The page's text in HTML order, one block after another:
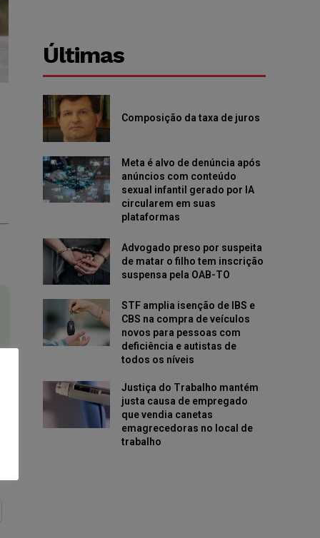
Últimas
Composição da taxa de juros
Meta é alvo de denúncia após
anúncios com conteúdo
sexual infantil gerado por IA
circularem em suas
plataformas
Advogado preso por suspeita
de matar o filho tem inscrição
suspensa pela OAB-TO
STF amplia isenção de IBS e
CBS na compra de veículos
novos para pessoas com
deficiência e autistas de
todos os níveis
Justiça do Trabalho mantém
justa causa de empregado
que vendia canetas
emagrecedoras no local de
trabalho